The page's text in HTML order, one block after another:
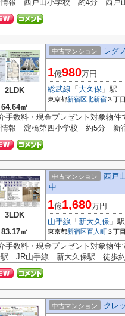
情報 西戸山小学校 約4分 西
2LDK
64.64㎡
中古マンション レグ
1億980万円
総武線 「 大久保 」駅
東京都新宿区北新宿３丁
手数料・現金プレゼント対象物
情報 淀橋第四小学校 約5分 新
3LDK
83.17㎡
中古マンション
西戸
中
1億1,680万円
山手線 「 新大久保 」駅
東京都新宿区百人町３丁
手数料・現金プレゼント対象物
駅 JR山手線 新大久保駅 徒歩約
中古マンション クレ